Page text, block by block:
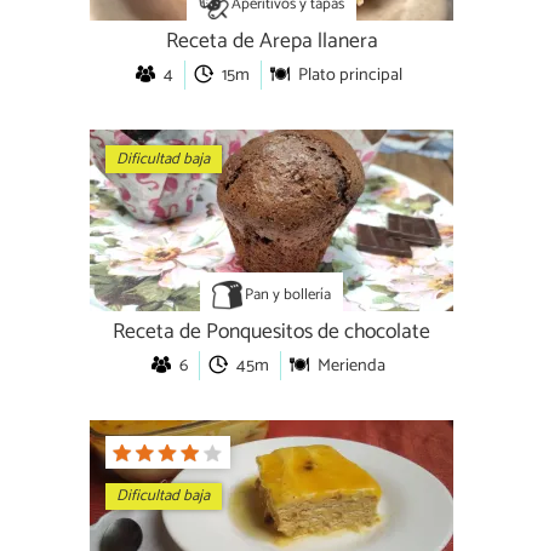
Receta de Arepa llanera
4 15m Plato principal
Dificultad baja
Pan y bollería
Receta de Ponquesitos de chocolate
6 45m Merienda
Dificultad baja